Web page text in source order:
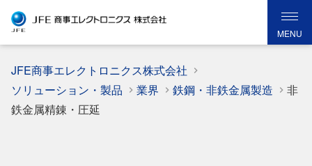
MENU
JFE商事エレクトロニクス株式会社
ソリューション・製品
業界 鉄鋼・非鉄金属製造
非
鉄金属精錬・圧延